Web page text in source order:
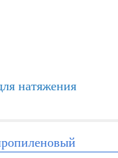
натяжения